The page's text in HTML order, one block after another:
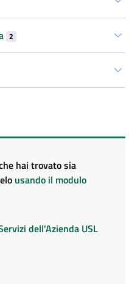
2
hai trovato sia
usando il modulo
dell'Azienda USL